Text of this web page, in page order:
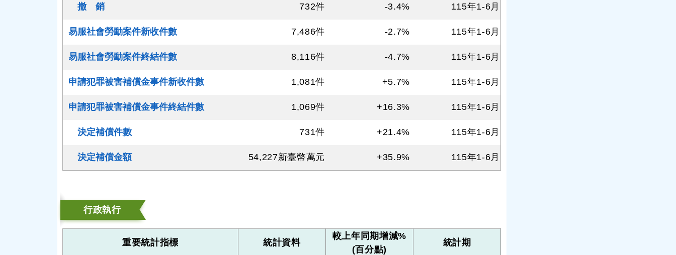
732件 -3.4% 115年1-6月
7,486件 -2.7% 115年1-6月
8,116件 -4.7% 115年1-6月
1,081件 +5.7% 115年1-6月
1,069件 +16.3% 115年1-6月
731件 +21.4% 115年1-6月
54,227新臺幣萬元 +35.9% 115年1-6月
行政執行
重要統計指標 統計資料
較上年同期增減%
(百分點)
統計期